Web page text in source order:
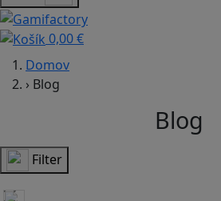
0,00 €
Domov
› Blog
Blog
Filter